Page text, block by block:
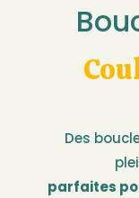
Des
parfaites